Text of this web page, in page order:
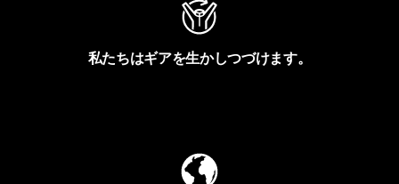
私たちはギアを生かしつづけます。